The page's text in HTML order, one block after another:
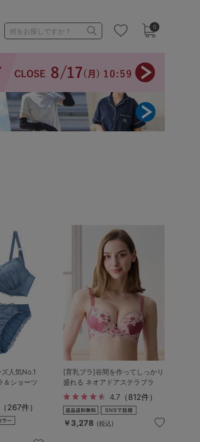
0
何をお探しですか？
1,000～1,999円
3,000～3,999円
人気No.1
＆ショーツ
（267件）
[育乳ブラ]谷間を作ってしっかり
盛れる ネオアドアステラブラ
4.7 （812件）
￥3,278 (税込)